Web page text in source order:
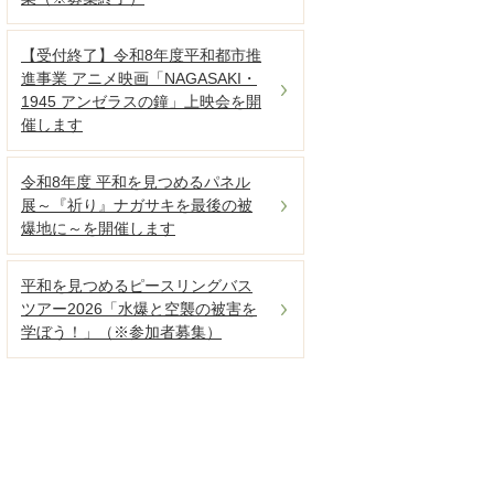
【受付終了】令和8年度平和都市推
進事業 アニメ映画「NAGASAKI・
1945 アンゼラスの鐘」上映会を開
催します
令和8年度 平和を見つめるパネル
展～『祈り』ナガサキを最後の被
爆地に～を開催します
平和を見つめるピースリングバス
ツアー2026「水爆と空襲の被害を
学ぼう！」（※参加者募集）